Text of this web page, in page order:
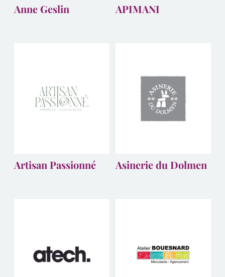
Anne Geslin APIMANI
Artisan Passionné Asinerie du Dolmen